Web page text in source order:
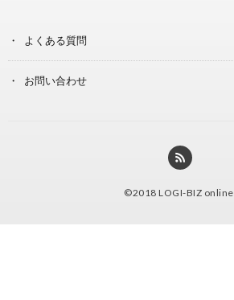
よくある質問
お問い合わせ
©2018 LOGI-BIZ online